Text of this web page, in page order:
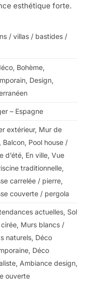
esthétique forte.
/ villas / bastides /
Bohème,
Design,
– Espagne
extérieur, Mur de
Balcon, Pool house /
d’été, En ville, Vue
traditionnelle,
carrelée / pierre,
couverte / pergola
actuelles, Sol
Murs blancs /
naturels, Déco
Déco
Ambiance design,
ouverte